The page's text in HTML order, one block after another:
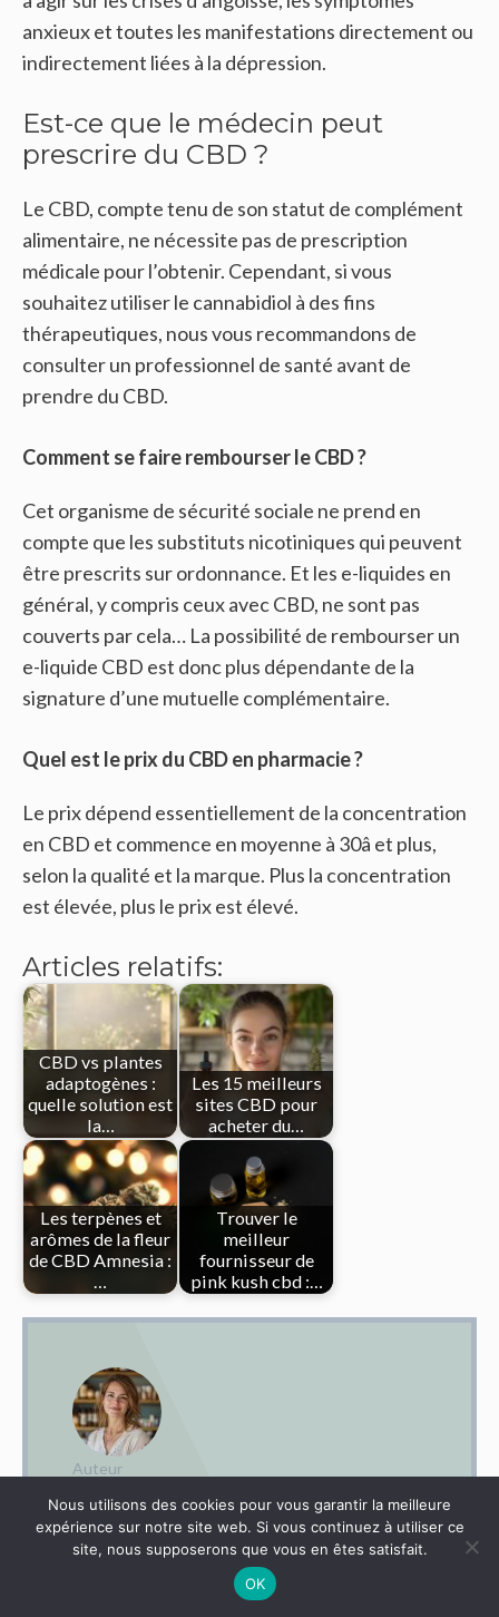
anxieux et toutes les manifestations directement ou
indirectement liées à la dépression.
Est-ce que le médecin peut
prescrire du CBD ?
Le CBD, compte tenu de son statut de complément
alimentaire, ne nécessite pas de prescription
médicale pour l’obtenir. Cependant, si vous
souhaitez utiliser le cannabidiol à des fins
thérapeutiques, nous vous recommandons de
consulter un professionnel de santé avant de
prendre du CBD.
Comment se faire rembourser le CBD ?
Cet organisme de sécurité sociale ne prend en
compte que les substituts nicotiniques qui peuvent
être prescrits sur ordonnance. Et les e-liquides en
général, y compris ceux avec CBD, ne sont pas
couverts par cela… La possibilité de rembourser un
e-liquide CBD est donc plus dépendante de la
signature d’une mutuelle complémentaire.
Quel est le prix du CBD en pharmacie ?
Le prix dépend essentiellement de la concentration
en CBD et commence en moyenne à 30â et plus,
selon la qualité et la marque. Plus la concentration
est élevée, plus le prix est élevé.
Articles relatifs:
CBD vs plantes
adaptogènes :
quelle solution est
la…
Les 15 meilleurs
sites CBD pour
acheter du…
Les terpènes et
arômes de la fleur
de CBD Amnesia :
…
Trouver le
meilleur
fournisseur de
pink kush cbd :…
Auteur
Lucie
Pharmacienne à Nantes, je me suis
passionnée pour le CBD en cherchant
Nous utilisons des cookies pour vous garantir la meilleure
expérience sur notre site web. Si vous continuez à utiliser ce
site, nous supposerons que vous en êtes satisfait.
OK